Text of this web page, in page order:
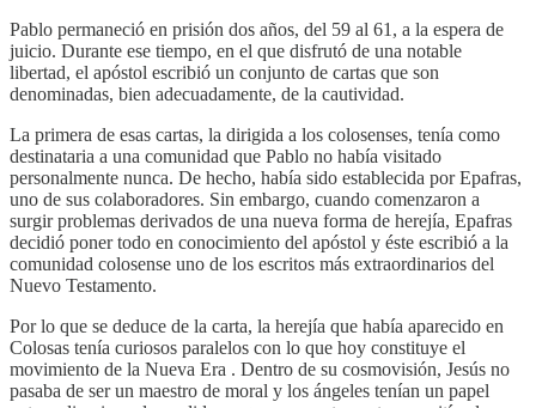
Pablo permaneció en prisión dos años, del 59 al 61, a la espera de
juicio. Durante ese tiempo, en el que disfrutó de una notable
libertad, el apóstol escribió un conjunto de cartas que son
denominadas, bien adecuadamente, de la cautividad.
La primera de esas cartas, la dirigida a los colosenses, tenía como
destinataria a una comunidad que Pablo no había visitado
personalmente nunca. De hecho, había sido establecida por Epafras,
uno de sus colaboradores. Sin embargo, cuando comenzaron a
surgir problemas derivados de una nueva forma de herejía, Epafras
decidió poner todo en conocimiento del apóstol y éste escribió a la
comunidad colosense uno de los escritos más extraordinarios del
Nuevo Testamento.
Por lo que se deduce de la carta, la herejía que había aparecido en
Colosas tenía curiosos paralelos con lo que hoy constituye el
movimiento de la Nueva Era . Dentro de su cosmovisión, Jesús no
pasaba de ser un maestro de moral y los ángeles tenían un papel